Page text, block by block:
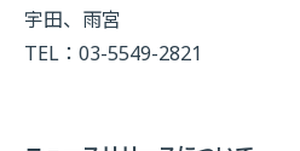
宇田、雨宮
TEL：03-5549-2821